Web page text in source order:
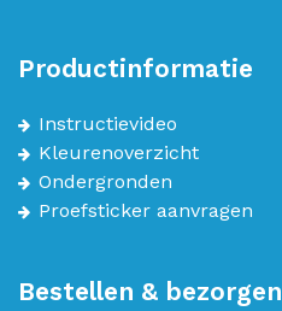
Productinformatie
Instructievideo
Kleurenoverzicht
Ondergronden
Proefsticker aanvragen
Bestellen & bezorgen